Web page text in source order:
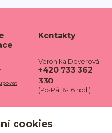
Kontakty
Veronika Deverová
+420 733 362
330
(Po-Pá, 8-16 hod.)
we.cz
cookies